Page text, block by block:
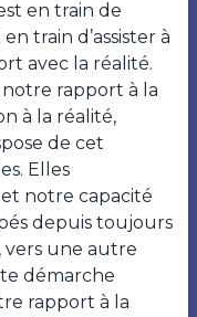
en train de
train d’assister à
avec la réalité.
notre rapport à la
à la réalité,
de cet
Elles
notre capacité
depuis toujours
vers une autre
démarche
rapport à la